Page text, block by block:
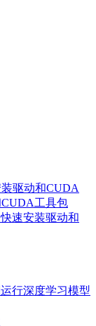
驱动和CUDA
工具包
速安装驱动和
行深度学习模型